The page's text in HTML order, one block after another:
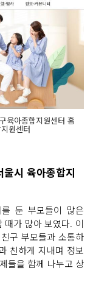
L
사
하
기 기
육아종합지원센터 홈
원센터
시 육아종합지
둔 부모들이 많은
때가 많아 보였다. 이
구 부모들과 소통하
친하게 지내며 정보
들을 함께 나누고 상